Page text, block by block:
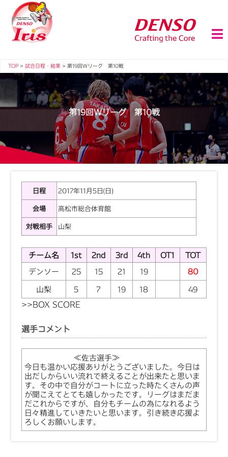
TOP > 試合日程・結果 > 第19回Ｗリーグ 第10戦
第19回Ｗリーグ 第10戦
日程
2017年11月5日(日)
会場
高松市総合体育館
対戦相手
山梨
チーム名 1st 2nd 3rd 4th OT1
TOT
デンソー
25 15 21 19
80
山梨
5 7 19 18 49
>>BOX SCORE
選手コメント
≪佐古選手≫
今日も温かい応援ありがとうございました。今日は
出だしからいい流れで終えることが出来たと思いま
す。その中で自分がコートに立った時たくさんの声
が聞こえてとても嬉しかったです。リーグはまだま
だこれからですが、自分もチームの為になれるよう
日々精進していきたいと思います。引き続き応援よ
ろしくお願いします。